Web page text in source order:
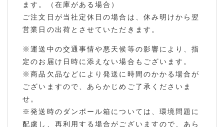
ます。（在庫がある場合）
ご注文日が当社定休日の場合は、休み明けから翌
営業日の出荷とさせていただきます。
※運送中の交通事情や悪天候等の影響により、指
定のお届け日時に添えない場合もございます。
※商品欠品などにより発送に時間のかかる場合が
ございますので、あらかじめご了承くださいま
せ。
※発送時のダンボール箱については、環境問題に
配慮し、再利用する場合がございますので、あら